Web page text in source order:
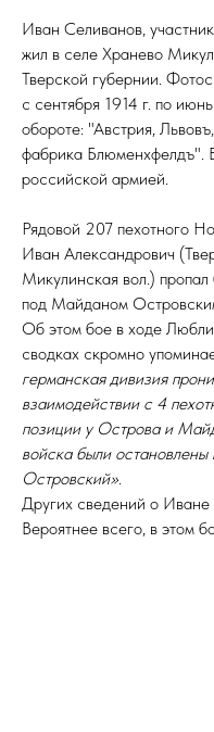
Иван Селиванов,
жил в селе Хранево
Тверской губернии.
с сентября 1914 г. по
обороте: "Австрия,
фабрика Блюменхфелдъ".
российской армией.
Рядовой 207 пехотного
Иван Александрович
Микулинская вол.)
под Майданом
Об этом бое в ходе
сводках скромно
германская дивизия
взаимодействии с 4
позиции у Острова и
войска были
Островский».
Других сведений о
Вероятнее всего, в этом